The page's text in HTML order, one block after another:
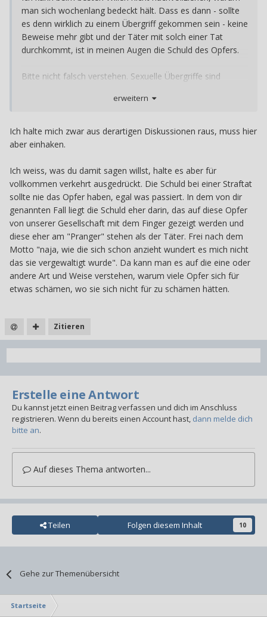
man sich wochenlang bedeckt hält. Dass es dann - sollte
es denn wirklich zu einem Übergriff gekommen sein - keine
Beweise mehr gibt und der Täter mit solch einer Tat
durchkommt, ist in meinen Augen die Schuld des Opfers.
Bitte nicht falsch verstehen. Sexuelle Übergriffe sind
ist, trifft nicht sicher die Schuld am eigentlichen
unternommen wird und der Täter davon kommt, weil
jemand Angst hat oder sich schämt, trägt das Opfer
Rechtssystem.
erweitern
Ich halte mich zwar aus derartigen Diskussionen raus, muss hier
aber einhaken.
Ich weiss, was du damit sagen willst, halte es aber für
vollkommen verkehrt ausgedrückt. Die Schuld bei einer Straftat
sollte nie das Opfer haben, egal was passiert. In dem von dir
genannten Fall liegt die Schuld eher darin, das auf diese Opfer
von unserer Gesellschaft mit dem Finger gezeigt werden und
diese eher am "Pranger" stehen als der Täter. Frei nach dem
Motto "naja, wie die sich schon anzieht wundert es mich nicht
das sie vergewaltigt wurde". Da kann man es auf die eine oder
andere Art und Weise verstehen, warum viele Opfer sich für
etwas schämen, wo sie sich nicht für zu schämen hätten.
Zitieren
Erstelle eine Antwort
Du kannst jetzt einen Beitrag verfassen und dich im Anschluss
registrieren. Wenn du bereits einen Account hast, dann melde dich
bitte an.
Auf dieses Thema antworten...
Teilen Folgen diesem Inhalt 10
Gehe zur Themenübersicht
Startseite